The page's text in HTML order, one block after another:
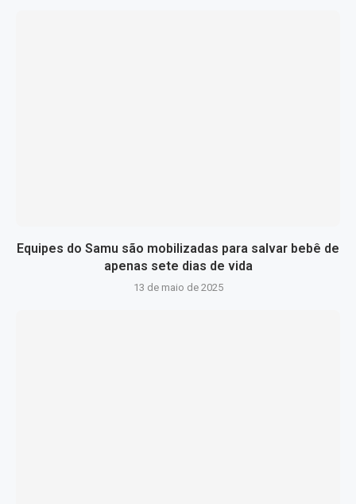
Equipes do Samu são mobilizadas para salvar bebê de
apenas sete dias de vida
13 de maio de 2025